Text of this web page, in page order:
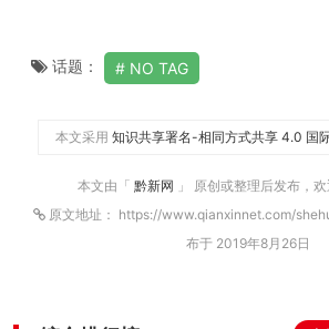
话题： NO TAG
本文采用 知识共享署名-相同方式共享 4.0 国
本文由「 黔新网 」 原创或整理后发布，欢
原文地址： https://www.qianxinnet.com/
布于 2019年8月26日